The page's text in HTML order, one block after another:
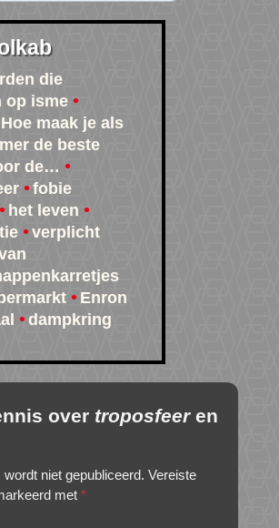
die
op isme
Hoe maak je als
de beste
de…
fobie
het leven
verplicht
Enron
dampkring
over troposfeeren
niet gepubliceerd. Vereiste
met *